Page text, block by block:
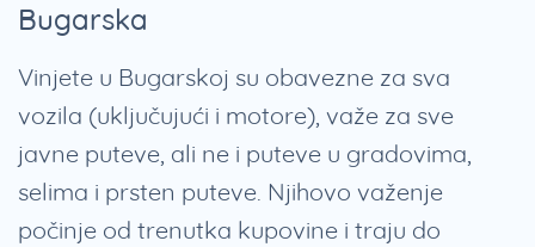
Bugarska
Vinjete u Bugarskoj su obavezne za sva
vozila (uključujući i motore), važe za sve
javne puteve, ali ne i puteve u gradovima,
selima i prsten puteve. Njihovo važenje
počinje od trenutka kupovine i traju do